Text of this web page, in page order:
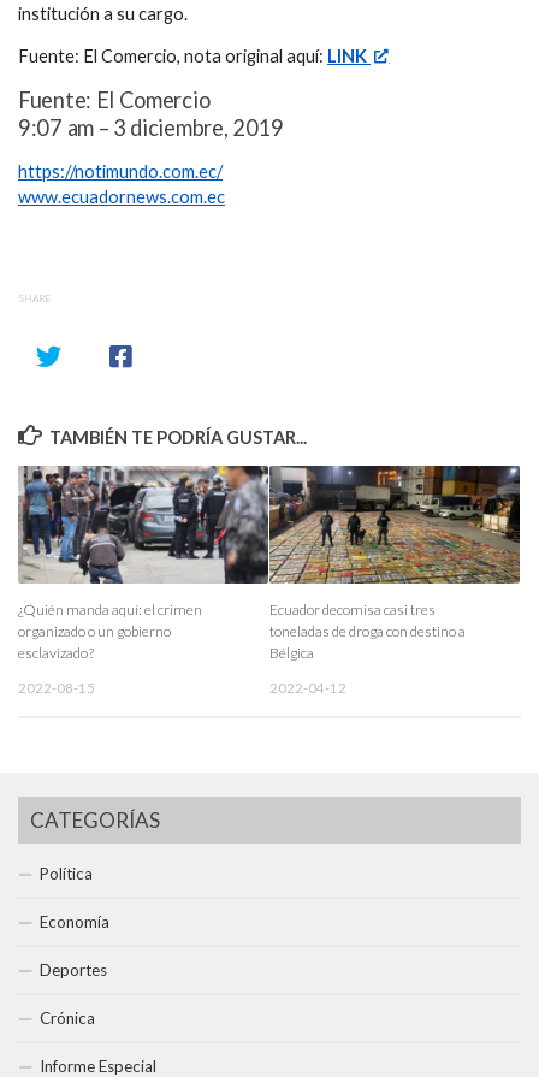
institución a su cargo.
Fuente: El Comercio, nota original aquí: LINK
Fuente: El Comercio
9:07 am – 3 diciembre, 2019
https://notimundo.com.ec/
www.ecuadornews.com.ec
SHARE
TAMBIÉN TE PODRÍA GUSTAR...
¿Quién manda aquí: el crimen
organizado o un gobierno
esclavizado?
2022-08-15
Ecuador decomisa casi tres
toneladas de droga con destino a
Bélgica
2022-04-12
CATEGORÍAS
Política
Economía
Deportes
Crónica
Informe Especial